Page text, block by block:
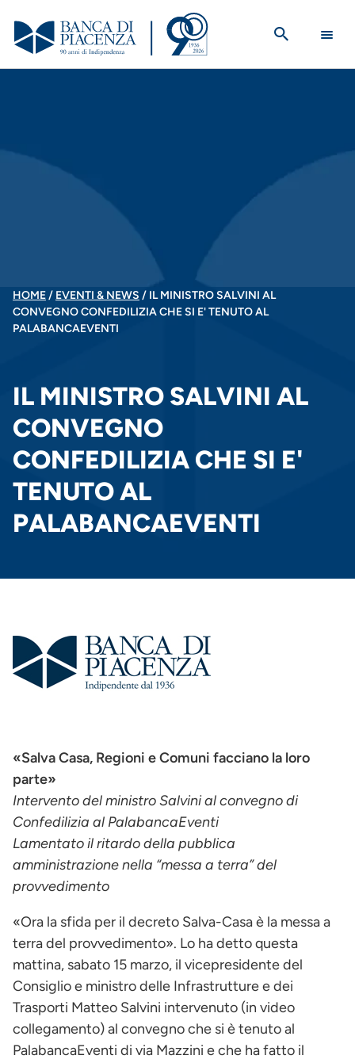
contenuto
principale
BRICIOLE
DI
HOME EVENTI & NEWS
IL MINISTRO SALVINI AL
CONVEGNO CONFEDILIZIA CHE SI E' TENUTO AL
PALABANCAEVENTI
IL MINISTRO SALVINI AL
CONVEGNO
CONFEDILIZIA CHE SI E'
TENUTO AL
PALABANCAEVENTI
«Salva Casa, Regioni e Comuni facciano la loro
parte»
Intervento del ministro Salvini al convegno di
Confedilizia al PalabancaEventi
Lamentato il ritardo della pubblica
amministrazione nella “messa a terra” del
provvedimento
«Ora la sfida per il decreto Salva-Casa è la messa a
terra del provvedimento». Lo ha detto questa
mattina, sabato 15 marzo, il vicepresidente del
Consiglio e ministro delle Infrastrutture e dei
Trasporti Matteo Salvini intervenuto (in video
collegamento) al convegno che si è tenuto al
PalabancaEventi di via Mazzini e che ha fatto il